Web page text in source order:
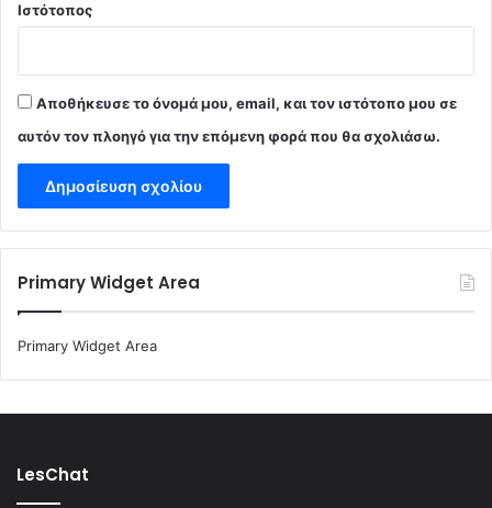
Ιστότοπος
Αποθήκευσε το όνομά μου, email, και τον ιστότοπο μου σε
αυτόν τον πλοηγό για την επόμενη φορά που θα σχολιάσω.
Primary Widget Area
Primary Widget Area
LesChat